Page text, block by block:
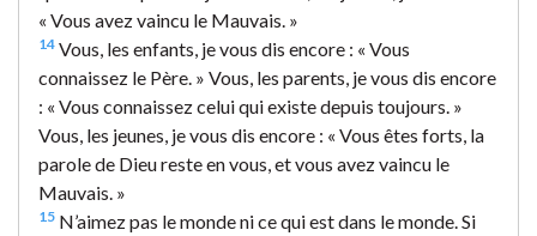
« Vous avez vaincu le Mauvais. »
14 Vous, les enfants, je vous dis encore : « Vous
connaissez le Père. » Vous, les parents, je vous dis encore
: « Vous connaissez celui qui existe depuis toujours. »
Vous, les jeunes, je vous dis encore : « Vous êtes forts, la
parole de Dieu reste en vous, et vous avez vaincu le
Mauvais. »
15 N’aimez pas le monde ni ce qui est dans le monde. Si